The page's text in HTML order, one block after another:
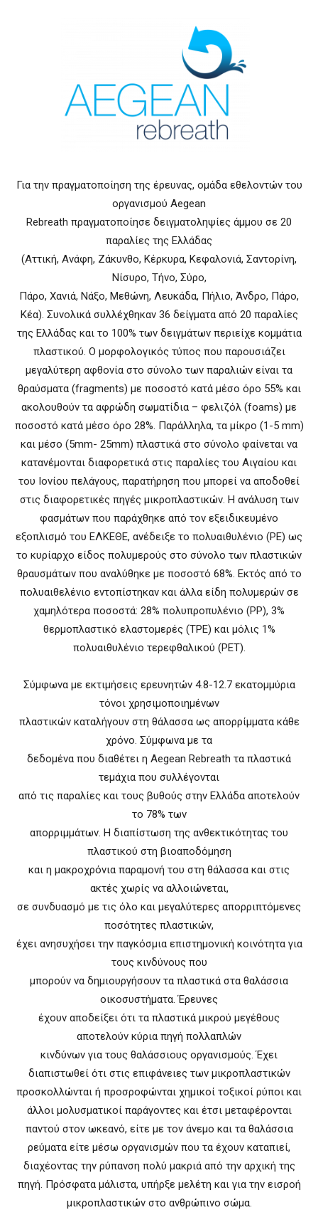
Για την πραγματοποίηση της έρευνας, ομάδα εθελοντών του
οργανισμού Aegean
Rebreath πραγματοποίησε δειγματοληψίες άμμου σε 20
παραλίες της Ελλάδας
(Αττική, Ανάφη, Ζάκυνθο, Κέρκυρα, Κεφαλονιά, Σαντορίνη,
Νίσυρο, Τήνο, Σύρο,
Πάρο, Χανιά, Νάξο, Μεθώνη, Λευκάδα, Πήλιο, Άνδρο, Πάρο,
Κέα). Συνολικά συλλέχθηκαν 36 δείγματα από 20 παραλίες
της Ελλάδας και το 100% των δειγμάτων περιείχε κομμάτια
πλαστικού. O μορφολογικός τύπος που παρουσιάζει
μεγαλύτερη αφθονία στο σύνολο των παραλιών είναι τα
θραύσματα (fragments) με ποσοστό κατά μέσο όρο 55% και
ακολουθούν τα αφρώδη σωματίδια – φελιζόλ (foams) με
ποσοστό κατά μέσο όρο 28%. Παράλληλα, τα μίκρο (1-5 mm)
και μέσο (5mm- 25mm) πλαστικά στο σύνολο φαίνεται να
κατανέμονται διαφορετικά στις παραλίες του Αιγαίου και
του Ιονίου πελάγους, παρατήρηση που μπορεί να αποδοθεί
στις διαφορετικές πηγές μικροπλαστικών. Η ανάλυση των
φασμάτων που παράχθηκε από τον εξειδικευμένο
εξοπλισμό του ΕΛΚΕΘΕ, ανέδειξε το πολυαιθυλένιο (PE) ως
το κυρίαρχο είδος πολυμερούς στο σύνολο των πλαστικών
θραυσμάτων που αναλύθηκε με ποσοστό 68%. Εκτός από το
πολυαιθελένιο εντοπίστηκαν και άλλα είδη πολυμερών σε
χαμηλότερα ποσοστά: 28% πολυπροπυλένιο (PP), 3%
θερμοπλαστικό ελαστομερές (TPE) και μόλις 1%
πολυαιθυλένιο τερεφθαλικού (PET).
Σύμφωνα με εκτιμήσεις ερευνητών 4.8-12.7 εκατομμύρια
τόνοι χρησιμοποιημένων
πλαστικών καταλήγουν στη θάλασσα ως απορρίμματα κάθε
χρόνο. Σύμφωνα με τα
δεδομένα που διαθέτει η Aegean Rebreath τα πλαστικά
τεμάχια που συλλέγονται
από τις παραλίες και τους βυθούς στην Ελλάδα αποτελούν
το 78% των
απορριμμάτων. Η διαπίστωση της ανθεκτικότητας του
πλαστικού στη βιοαποδόμηση
και η μακροχρόνια παραμονή του στη θάλασσα και στις
ακτές χωρίς να αλλοιώνεται,
σε συνδυασμό με τις όλο και μεγαλύτερες απορριπτόμενες
ποσότητες πλαστικών,
έχει ανησυχήσει την παγκόσμια επιστημονική κοινότητα για
τους κινδύνους που
μπορούν να δημιουργήσουν τα πλαστικά στα θαλάσσια
οικοσυστήματα. Έρευνες
έχουν αποδείξει ότι τα πλαστικά μικρού μεγέθους
αποτελούν κύρια πηγή πολλαπλών
κινδύνων για τους θαλάσσιους οργανισμούς. Έχει
διαπιστωθεί ότι στις επιφάνειες των μικροπλαστικών
προσκολλώνται ή προσροφώνται χημικοί τοξικοί ρύποι και
άλλοι μολυσματικοί παράγοντες και έτσι μεταφέρονται
παντού στον ωκεανό, είτε με τον άνεμο και τα θαλάσσια
ρεύματα είτε μέσω οργανισμών που τα έχουν καταπιεί,
διαχέοντας την ρύπανση πολύ μακριά από την αρχική της
πηγή. Πρόσφατα μάλιστα, υπήρξε μελέτη και για την εισροή
μικροπλαστικών στο ανθρώπινο σώμα.